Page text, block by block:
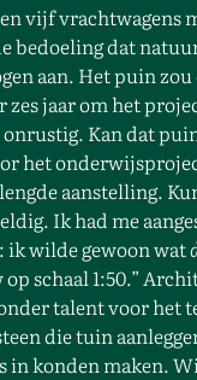
vijf vrachtwagens
bedoeling dat
aan. Het puin
jaar om het
Kan dat
het
aanstelling.
Ik had me
ik wilde gewoon wat
schaal 1:50.”
talent voor het
die tuin
konden maken.